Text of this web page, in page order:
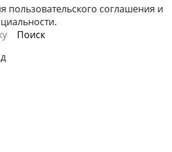
пользовательского соглашения и
.